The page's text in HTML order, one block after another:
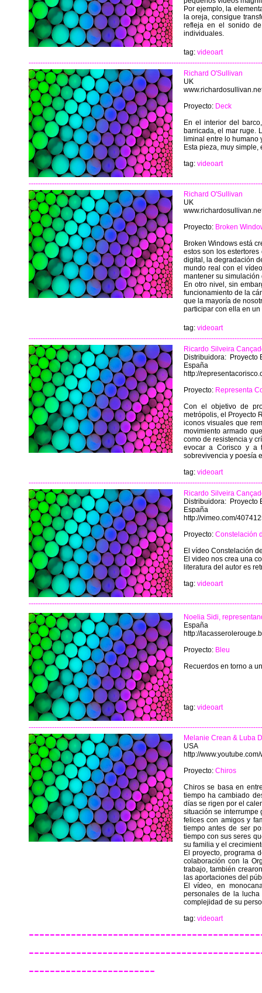
Por ejemplo, la
la oreja, consigue
refleja en el sonido
individuales.
tag: videoart
Richard O'Sullivan
UK
Proyecto: Deck
En el interior del
barricada, el mar ruge.
liminal entre lo humano
Esta pieza, muy
tag: videoart
Richard O'Sullivan
UK
Proyecto: Broken
Broken Windows está
estos son los
digital, la degradación
mundo real con el
mantener su simulación
En otro nivel, sin
funcionamiento de la
que la mayoría de
participar con ella en
tag: videoart
Ricardo Silveira
Distribuidora: Proyecto
España
http://
Proyecto: Representa
Con el objetivo de
metrópolis, el Proyecto
iconos visuales que
movimiento armado
como de resistencia y
evocar a Corisco y a
sobrevivencia y poesía
tag: videoart
Ricardo Silveira
Distribuidora: Proyecto
España
http://vimeo.com/
Proyecto: Constelación
El vídeo Constelación
El video nos crea una
literatura del autor es
tag: videoart
Noelia Sidi,
España
http://
Proyecto: Bleu
Recuerdos en torno a
tag: videoart
Melanie Crean & Luba
USA
http://
Proyecto: Chiros
Chiros se basa en
tiempo ha cambiado
días se rigen por el
situación se interrumpe
felices con amigos y
tiempo antes de ser
tiempo con sus seres
su familia y el
El proyecto, programa
colaboración con la
trabajo, también
las aportaciones del
El vídeo, en
personales de la
complejidad de su
tag: videoart
------------------------